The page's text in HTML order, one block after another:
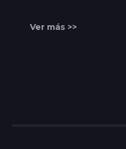
Ver más >>